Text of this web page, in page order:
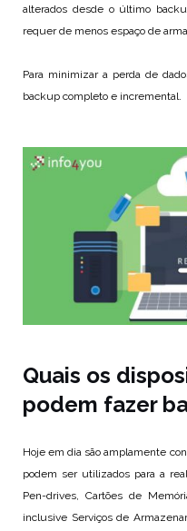
alterados desde o último
requer de menos espaço de
Para minimizar a perda de
backup completo e incremental.
Quais os
podem fazer
Hoje em dia são amplamente
podem ser utilizados para a
Pen-drives, Cartões de
inclusive Serviços de